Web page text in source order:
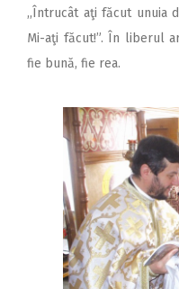
,,Întrucât aţi făcut unuia
Mi-aţi făcut!”. În liberul
fie bună, fie rea.